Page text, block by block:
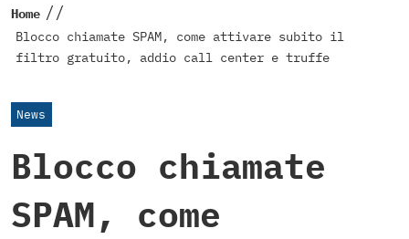
Home //
Blocco chiamate SPAM, come attivare subito il
filtro gratuito, addio call center e truffe
News
Blocco chiamate
SPAM, come